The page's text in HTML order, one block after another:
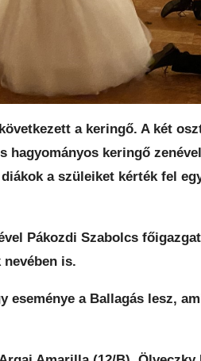
a keringő. A két
hagyományos keringő
a szüleiket kérték fel
Pákozdi Szabolcs
is.
eseménye a Ballagás lesz,